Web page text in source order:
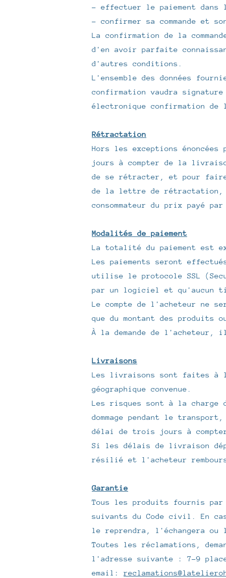
- effectuer le paiement dans
- confirmer sa commande et
La confirmation de la
d'en avoir parfaite
d'autres conditions.
L'ensemble des données
confirmation vaudra
électronique confirmation de
Rétractation
Hors les exceptions
jours à compter de la
de se rétracter, et pour
de la lettre de rétractation,
consommateur du prix payé
Modalités de paiement
La totalité du paiement est
Les paiements seront
utilise le protocole SSL
par un logiciel et qu'aucun
Le compte de l'acheteur ne
que du montant des produits
À la demande de
Livraisons
Les livraisons sont faites à
géographique convenue.
Les risques sont à la charge
dommage pendant le
délai de trois jours à
Si les délais de livraison
résilié et l'acheteur
Garantie
Tous les produits fournis
suivants du Code civil. En
le reprendra, l'échangera ou
Toutes les réclamations,
l'adresse suivante : 7-9
email: